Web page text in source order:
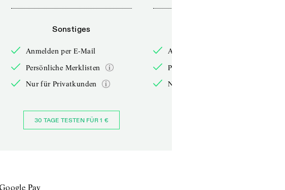
Sonstiges
Anmelden per E-Mail
Persönliche Merklisten
Nur für Privatkunden
30 TAGE TESTEN FÜR 1 €
Anmelden per E-Mail
Persönliche Merklisten
Nur für Privatkunden